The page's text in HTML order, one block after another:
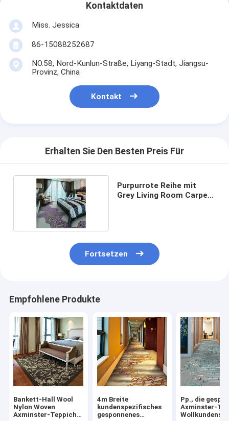
Kontaktdaten
Miss. Jessica
86-15088252687
NO.58, Nord-Kunlun-Straße, Liyang-Stadt, Jiangsu-
Provinz, China
Kontakt
Erhalten Sie Den Besten Preis Für
Purpurrote Reihe mit
Grey Living Room Carpet
Fortsetzen
Empfohlene Produkte
Bankett-Hall Wool
Nylon Woven
Axminster-Teppich
4m Breite
kundenspezifisches
gesponnenes
Pp., die
Axminster-